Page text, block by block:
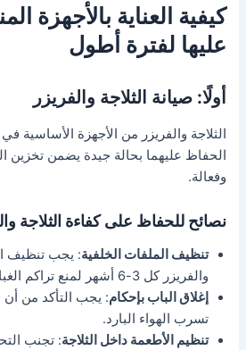
كيفية العناية بالأجهزة
عليها لفترة أطول
أولًا: صيانة الثلاجة والفريزر
الثلاجة والفريزر من الأجهزة الأساسية
الحفاظ عليهما بحالة جيدة يضمن تخزين
وفعالة.
نصائح للحفاظ على كفاءة الثلاجة
تنظيف الملفات الخلفية: يجب تنظيف
والفريزر كل 3-6 أشهر لمنع تراكم الغبار وتحسين التبريد.
إغلاق الباب بإحكام: يجب التأكد من أن
تسرب الهواء البارد.
تنظيم الأطعمة داخل الثلاجة: تجنب